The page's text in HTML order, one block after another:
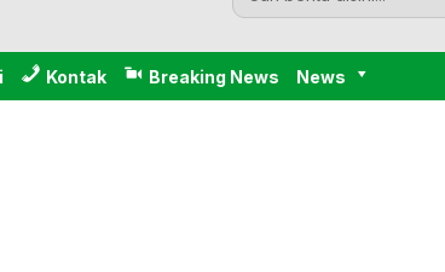
Kontak Breaking News News